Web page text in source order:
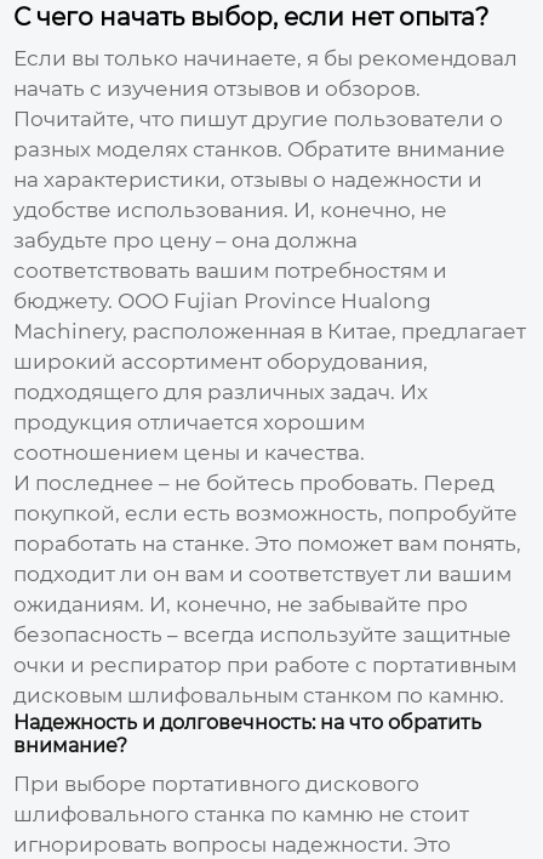
С чего начать выбор, если нет опыта?
Если вы только начинаете, я бы рекомендовал
начать с изучения отзывов и обзоров.
Почитайте, что пишут другие пользователи о
разных моделях станков. Обратите внимание
на характеристики, отзывы о надежности и
удобстве использования. И, конечно, не
забудьте про цену – она должна
соответствовать вашим потребностям и
бюджету. ООО Fujian Province Hualong
Machinery, расположенная в Китае, предлагает
широкий ассортимент оборудования,
подходящего для различных задач. Их
продукция отличается хорошим
соотношением цены и качества.
И последнее – не бойтесь пробовать. Перед
покупкой, если есть возможность, попробуйте
поработать на станке. Это поможет вам понять,
подходит ли он вам и соответствует ли вашим
ожиданиям. И, конечно, не забывайте про
безопасность – всегда используйте защитные
очки и респиратор при работе с портативным
дисковым шлифовальным станком по камню.
Надежность и долговечность: на что обратить
внимание?
При выборе портативного дискового
шлифовального станка по камню не стоит
игнорировать вопросы надежности. Это